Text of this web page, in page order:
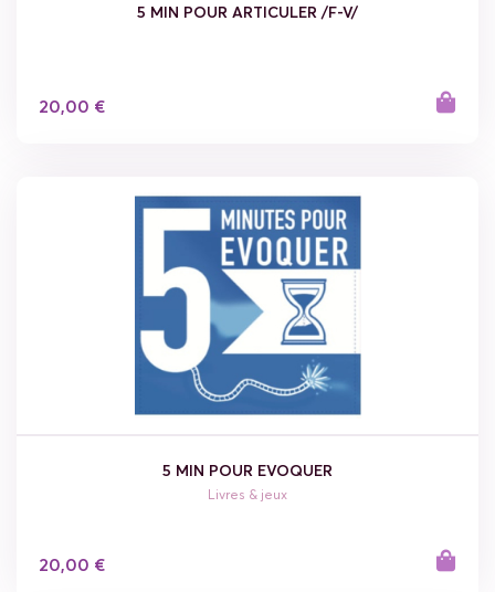
5 MIN POUR ARTICULER /F-V/
20,00 €
5 MIN POUR EVOQUER
Livres & jeux
20,00 €